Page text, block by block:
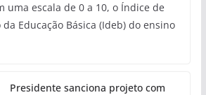
uma escala de 0 a 10, o Índice de
Educação Básica (Ideb) do ensino
Presidente sanciona projeto com